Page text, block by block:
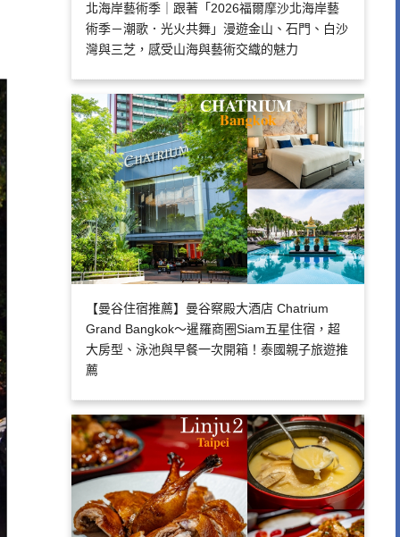
北海岸藝術季｜跟著「2026福爾摩沙北海岸藝
術季－潮歌．光火共舞」漫遊金山、石門、白沙
灣與三芝，感受山海與藝術交織的魅力
【曼谷住宿推薦】曼谷察殿大酒店 Chatrium
Grand Bangkok～暹羅商圈Siam五星住宿，超
大房型、泳池與早餐一次開箱！泰國親子旅遊推
薦